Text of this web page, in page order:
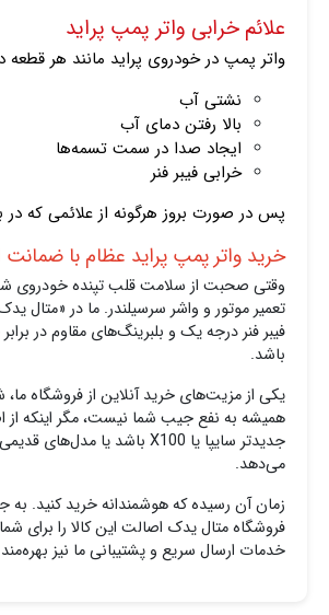
علائم خرابی واتر پمپ پراید
واتر پمپ در خودروی پراید مانند هر قطعه
نشتی آب
بالا رفتن دمای آب
ایجاد صدا در سمت تسمه‌ها
خرابی فیبر فنر
پس در صورت بروز هرگونه از علائمی که در
خرید واتر پمپ پراید عظام با
وقتی صحبت از سلامت قلب تپنده خودروی
تعمیر موتور و واشر سرسیلندر. ما در «متال
فیبر فنر درجه یک و بلبرینگ‌های مقاوم در
باشد.
یکی از مزیت‌های خرید آنلاین از فروشگاه
همیشه به نفع جیب شما نیست، مگر اینکه از
جدیدتر سایپا یا X100 باشد یا مدل‌های قدیمی صبا؛ اگر به دنبال
می‌دهد.
زمان آن رسیده که هوشمندانه خرید کنید.
فروشگاه متال یدک اصالت این کالا را برای
خدمات ارسال سریع و پشتیبانی ما نیز